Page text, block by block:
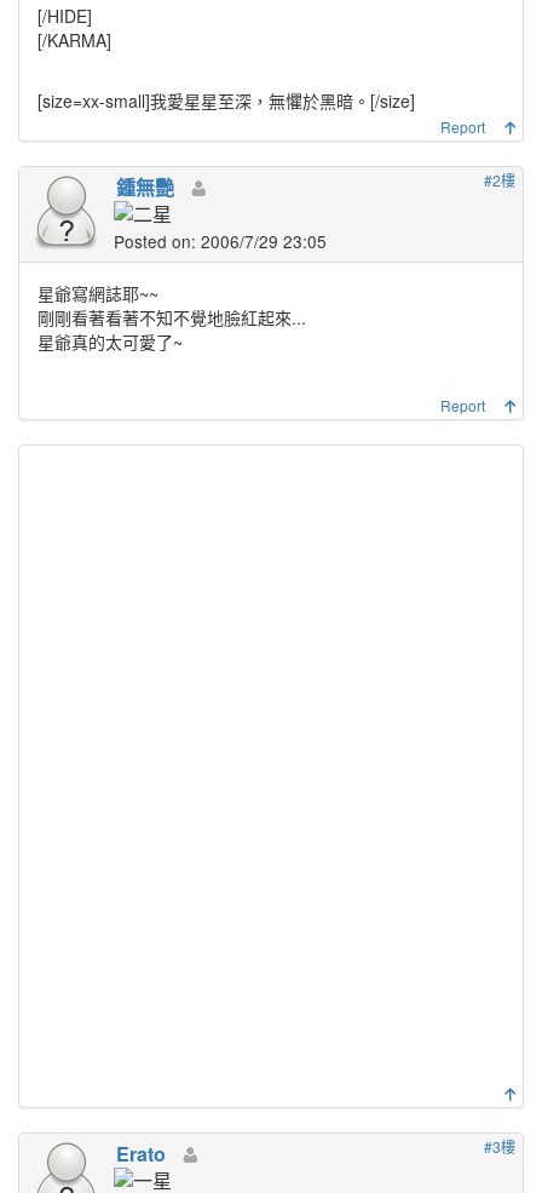
[/HIDE]
[/KARMA]
[size=xx-small]我愛星星至深，無懼於黑暗。 [/size]
Report
#2樓
鍾無艷
Posted on: 2006/7/29 23:05
星爺寫網誌耶~~
剛剛看著看著不知不覺地臉紅起來...
星爺真的太可愛了~
Report
#3樓
Erato